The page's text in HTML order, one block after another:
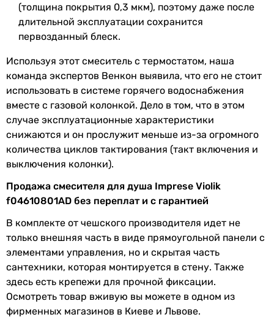
(толщина покрытия 0,3 мкм), поэтому даже после
длительной эксплуатации сохранится
первозданный блеск.
Используя этот смеситель с термостатом, наша
команда экспертов Венкон выявила, что его не стоит
использовать в системе горячего водоснабжения
вместе с газовой колонкой. Дело в том, что в этом
случае эксплуатационные характеристики
снижаются и он прослужит меньше из-за огромного
количества циклов тактирования (такт включения и
выключения колонки).
Продажа смесителя для душа Imprese Violik
f04610801AD без переплат и с гарантией
В комплекте от чешского производителя идет не
только внешняя часть в виде прямоугольной панели с
элементами управления, но и скрытая часть
сантехники, которая монтируется в стену. Также
здесь есть крепежи для прочной фиксации.
Осмотреть товар вживую вы можете в одном из
фирменных магазинов в Киеве и Львове.